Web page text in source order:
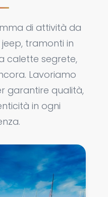
di attività da
tramonti in
calette segrete,
Lavoriamo
garantire qualità,
in ogni